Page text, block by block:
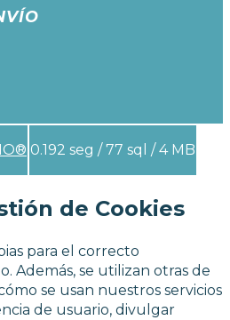
0.192 seg /77 sql / 4 MB
de Cookies
para el correcto
Además, se utilizan otras de
se usan nuestros servicios
de usuario, divulgar